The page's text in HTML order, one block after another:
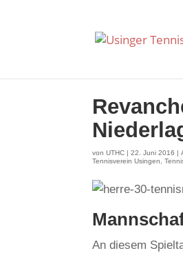
vonUTHC |22. Juni 2016 |
Tennisverein Usingen
,
An diesem